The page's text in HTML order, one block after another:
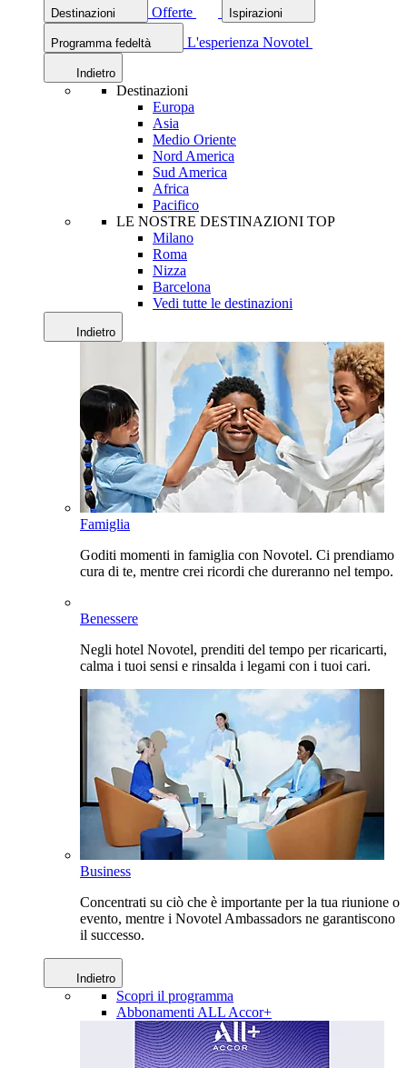
Destinazioni Offerte Ispirazioni
Programma fedeltà L'esperienza Novotel
Indietro
Destinazioni
Europa
Asia
Medio Oriente
Nord America
Sud America
Africa
Pacifico
LE NOSTRE DESTINAZIONI TOP
Milano
Roma
Nizza
Barcelona
Vedi tutte le destinazioni
Indietro
Famiglia
Goditi momenti in famiglia con Novotel. Ci prendiamo
cura di te, mentre crei ricordi che dureranno nel tempo.
Benessere
Negli hotel Novotel, prenditi del tempo per ricaricarti,
calma i tuoi sensi e rinsalda i legami con i tuoi cari.
Business
Concentrati su ciò che è importante per la tua riunione o
evento, mentre i Novotel Ambassadors ne garantiscono
il successo.
Indietro
Scopri il programma
Abbonamenti ALL Accor+